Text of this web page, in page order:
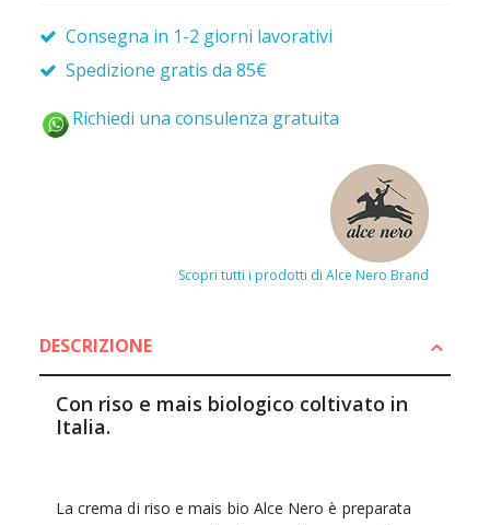
Consegna in 1-2 giorni lavorativi
Spedizione gratis da 85€
Richiedi una consulenza gratuita
Scopri tutti i prodotti di Alce Nero Brand
DESCRIZIONE
Con riso e mais biologico coltivato in
Italia.
La crema di riso e mais bio Alce Nero è preparata